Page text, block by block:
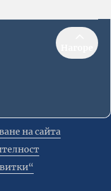
на сайта